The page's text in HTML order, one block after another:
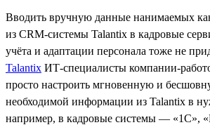
Вводить вручную данные нанимаемых
из CRM-системы Talantix в кадровые
учёта и адаптации персонала тоже не
Talantix ИТ-специалисты компании-
просто настроить мгновенную и
необходимой информации из Talantix в
например, в кадровые системы — «1С»,